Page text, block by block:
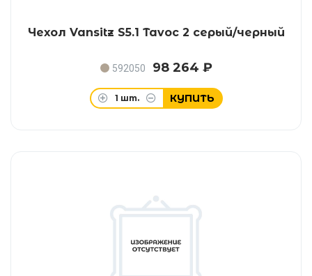
Чехол Vansitz S5.1 Tavoc 2 серый/черный
592050 98 264 ₽
1 шт. КУПИТЬ